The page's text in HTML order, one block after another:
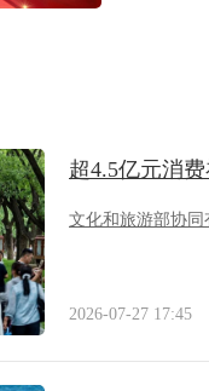
超4.5亿元消
文化和旅游部协同
2026-07-27 17:45